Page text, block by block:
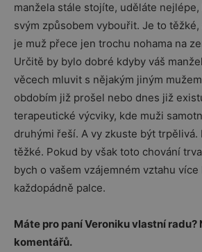
manžela stále stojíte, uděláte
svým způsobem vybouřit. Je to
je muž přece jen trochu nohama na
Určitě by bylo dobré kdyby váš
věcech mluvit s nějakým jiným
obdobím již prošel nebo dnes již
terapeutické výcviky, kde muži
druhými řeší. A vy zkuste být trpělivá.
těžké. Pokud by však toto chování
bych o vašem vzájemném vztahu
každopádně palce.
Máte pro paní Veroniku vlastní radu?
komentářů.